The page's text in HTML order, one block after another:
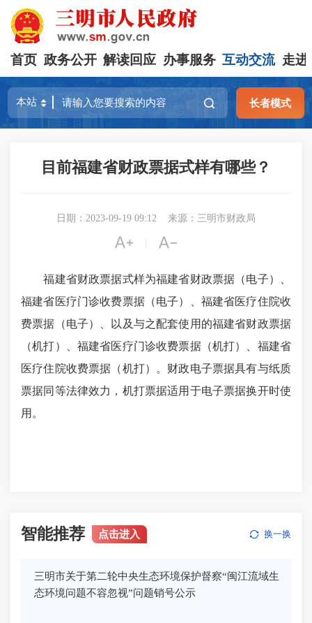
首页 政务公开 解读回应 办事服务 互动交流 走进
长者模式
目前福建省财政票据式样有哪些？
日期：2023-09-19 09:12 来源：三明市财政局
 
福建省财政票据式样为福建省财政票据（电子）、
福建省医疗门诊收费票据（电子）、福建省医疗住院收
费票据（电子）、以及与之配套使用的福建省财政票据
（机打）、福建省医疗门诊收费票据（机打）、福建省
医疗住院收费票据（机打）。财政电子票据具有与纸质
票据同等法律效力，机打票据适用于电子票据换开时使
用。
智能推荐 点击进入 换一换
三明市关于第二轮中央生态环境保护督察“闽江流域生
态环境问题不容忽视”问题销号公示